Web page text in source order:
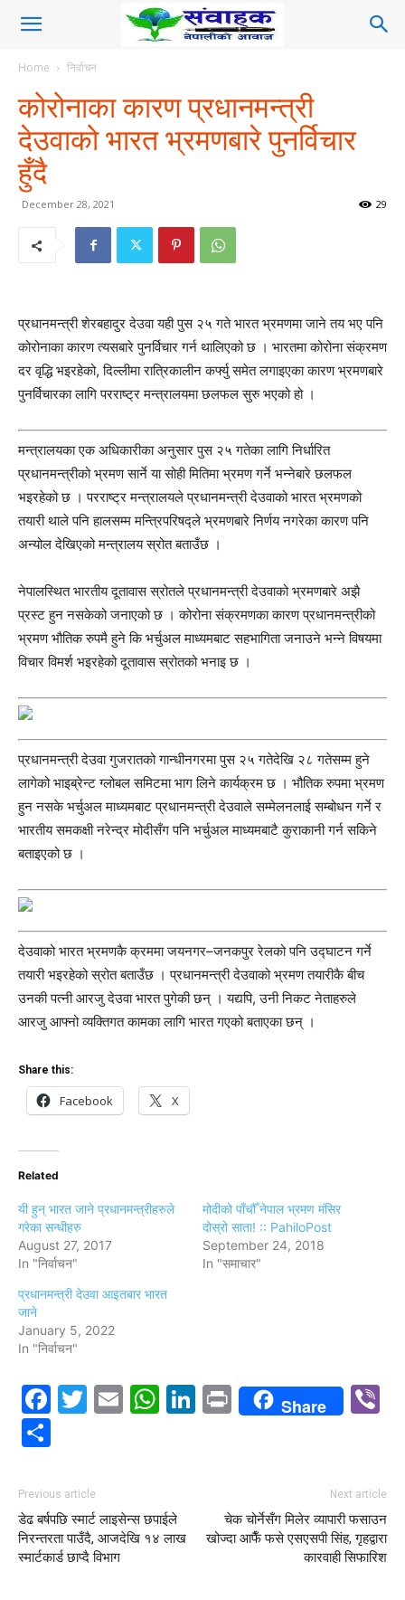
Home निर्वाचन
कोरोनाका कारण प्रधानमन्त्री
देउवाको भारत भ्रमणबारे पुनर्विचार
हुँदै
December 28, 2021 29
प्रधानमन्त्री शेरबहादुर देउवा यही पुस २५ गते भारत भ्रमणमा जाने तय भए पनि
कोरोनाका कारण त्यसबारे पुनर्विचार गर्न थालिएको छ । भारतमा कोरोना संक्रमण
दर वृद्धि भइरहेको, दिल्लीमा रात्रिकालीन कर्फ्यु समेत लगाइएका कारण भ्रमणबारे
पुनर्विचारका लागि परराष्ट्र मन्त्रालयमा छलफल सुरु भएको हो ।
मन्त्रालयका एक अधिकारीका अनुसार पुस २५ गतेका लागि निर्धारित
प्रधानमन्त्रीको भ्रमण सार्ने या सोही मितिमा भ्रमण गर्ने भन्नेबारे छलफल
भइरहेको छ । परराष्ट्र मन्त्रालयले प्रधानमन्त्री देउवाको भारत भ्रमणको
तयारी थाले पनि हालसम्म मन्त्रिपरिषद्ले भ्रमणबारे निर्णय नगरेका कारण पनि
अन्योल देखिएको मन्त्रालय स्रोत बताउँछ ।
नेपालस्थित भारतीय दूतावास स्रोतले प्रधानमन्त्री देउवाको भ्रमणबारे अझै
प्रस्ट हुन नसकेको जनाएको छ । कोरोना संक्रमणका कारण प्रधानमन्त्रीको
भ्रमण भौतिक रुपमै हुने कि भर्चुअल माध्यमबाट सहभागिता जनाउने भन्ने विषयमा
विचार विमर्श भइरहेको दूतावास स्रोतको भनाइ छ ।
प्रधानमन्त्री देउवा गुजरातको गान्धीनगरमा पुस २५ गतेदेखि २८ गतेसम्म हुने
लागेको भाइब्रेन्ट ग्लोबल समिटमा भाग लिने कार्यक्रम छ । भौतिक रुपमा भ्रमण
हुन नसके भर्चुअल माध्यमबाट प्रधानमन्त्री देउवाले सम्मेलनलाई सम्बोधन गर्ने र
भारतीय समकक्षी नरेन्द्र मोदीसँग पनि भर्चुअल माध्यमबाटै कुराकानी गर्न सकिने
बताइएको छ ।
देउवाको भारत भ्रमणकै क्रममा जयनगर–जनकपुर रेलको पनि उद्घाटन गर्ने
तयारी भइरहेको स्रोत बताउँछ । प्रधानमन्त्री देउवाको भ्रमण तयारीकै बीच
उनकी पत्नी आरजु देउवा भारत पुगेकी छन् । यद्यपि, उनी निकट नेताहरुले
आरजु आफ्नो व्यक्तिगत कामका लागि भारत गएको बताएका छन् ।
Share this:
Facebook X
Related
यी हुन् भारत जाने प्रधानमन्त्रीहरुले
गरेका सन्धीहरु
August 27, 2017
In "निर्वाचन"
मोदीको पाँचौँ नेपाल भ्रमण मंसिर
दोस्रो साता! :: PahiloPost
September 24, 2018
In "समाचार"
प्रधानमन्त्री देउवा आइतबार भारत
जाने
January 5, 2022
In "निर्वाचन"
Facebook
Twitter
EmailWhatsApp
LinkedIn
PrintShare
Previous article
डेढ बर्षपछि स्मार्ट लाइसेन्स छपाईले
निरन्तरता पाउँदै, आजदेखि १४ लाख
स्मार्टकार्ड छाप्दै विभाग
Next article
चेक चोर्नेसँग मिलेर व्यापारी फसाउन
खोज्दा आफैँ फसे एसएसपी सिंह, गृहद्वारा
कारवाही सिफारिश